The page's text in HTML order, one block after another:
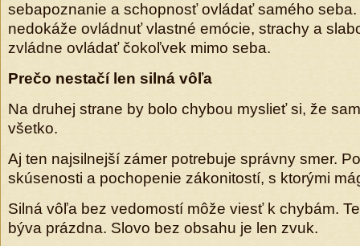
sebapoznanie a schopnosť ovládať samého seba.
nedokáže ovládnuť vlastné emócie, strachy a
zvládne ovládať čokoľvek mimo seba.
Prečo nestačí len silná vôľa
Na druhej strane by bolo chybou myslieť si, že
všetko.
Aj ten najsilnejší zámer potrebuje správny smer.
skúsenosti a pochopenie zákonitostí, s ktorými
Silná vôľa bez vedomostí môže viesť k chybám.
býva prázdna. Slovo bez obsahu je len zvuk.